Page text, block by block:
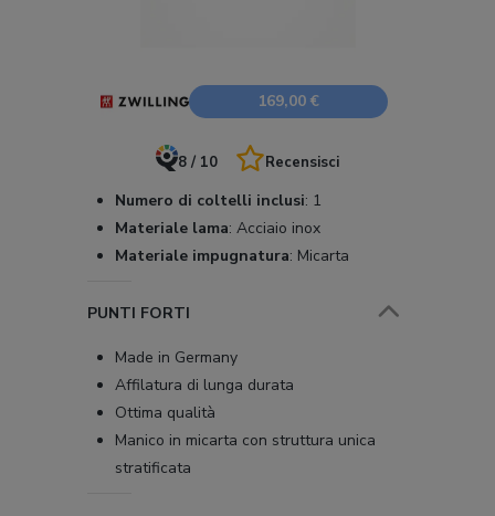
169,00 €
8 / 10 Recensisci
Numero di coltelli inclusi: 1
Materiale lama: Acciaio inox
Materiale impugnatura: Micarta
PUNTI FORTI
Made in Germany
Affilatura di lunga durata
Ottima qualità
Manico in micarta con struttura unica
stratificata